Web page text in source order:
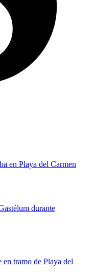
en Playa del Carmen
durante
en tramo de Playa del